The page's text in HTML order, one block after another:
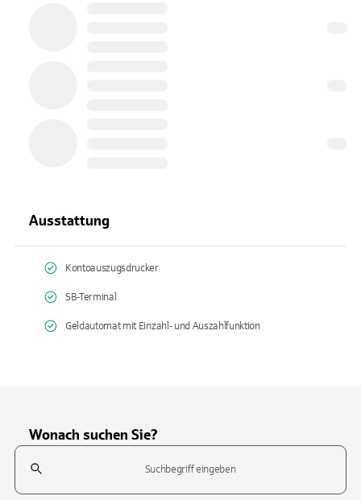
Ausstattung
Kontoauszugsdrucker
SB-Terminal
Geldautomat mit Einzahl- und Auszahlfunktion
Wonach suchen Sie?
Suchfeld